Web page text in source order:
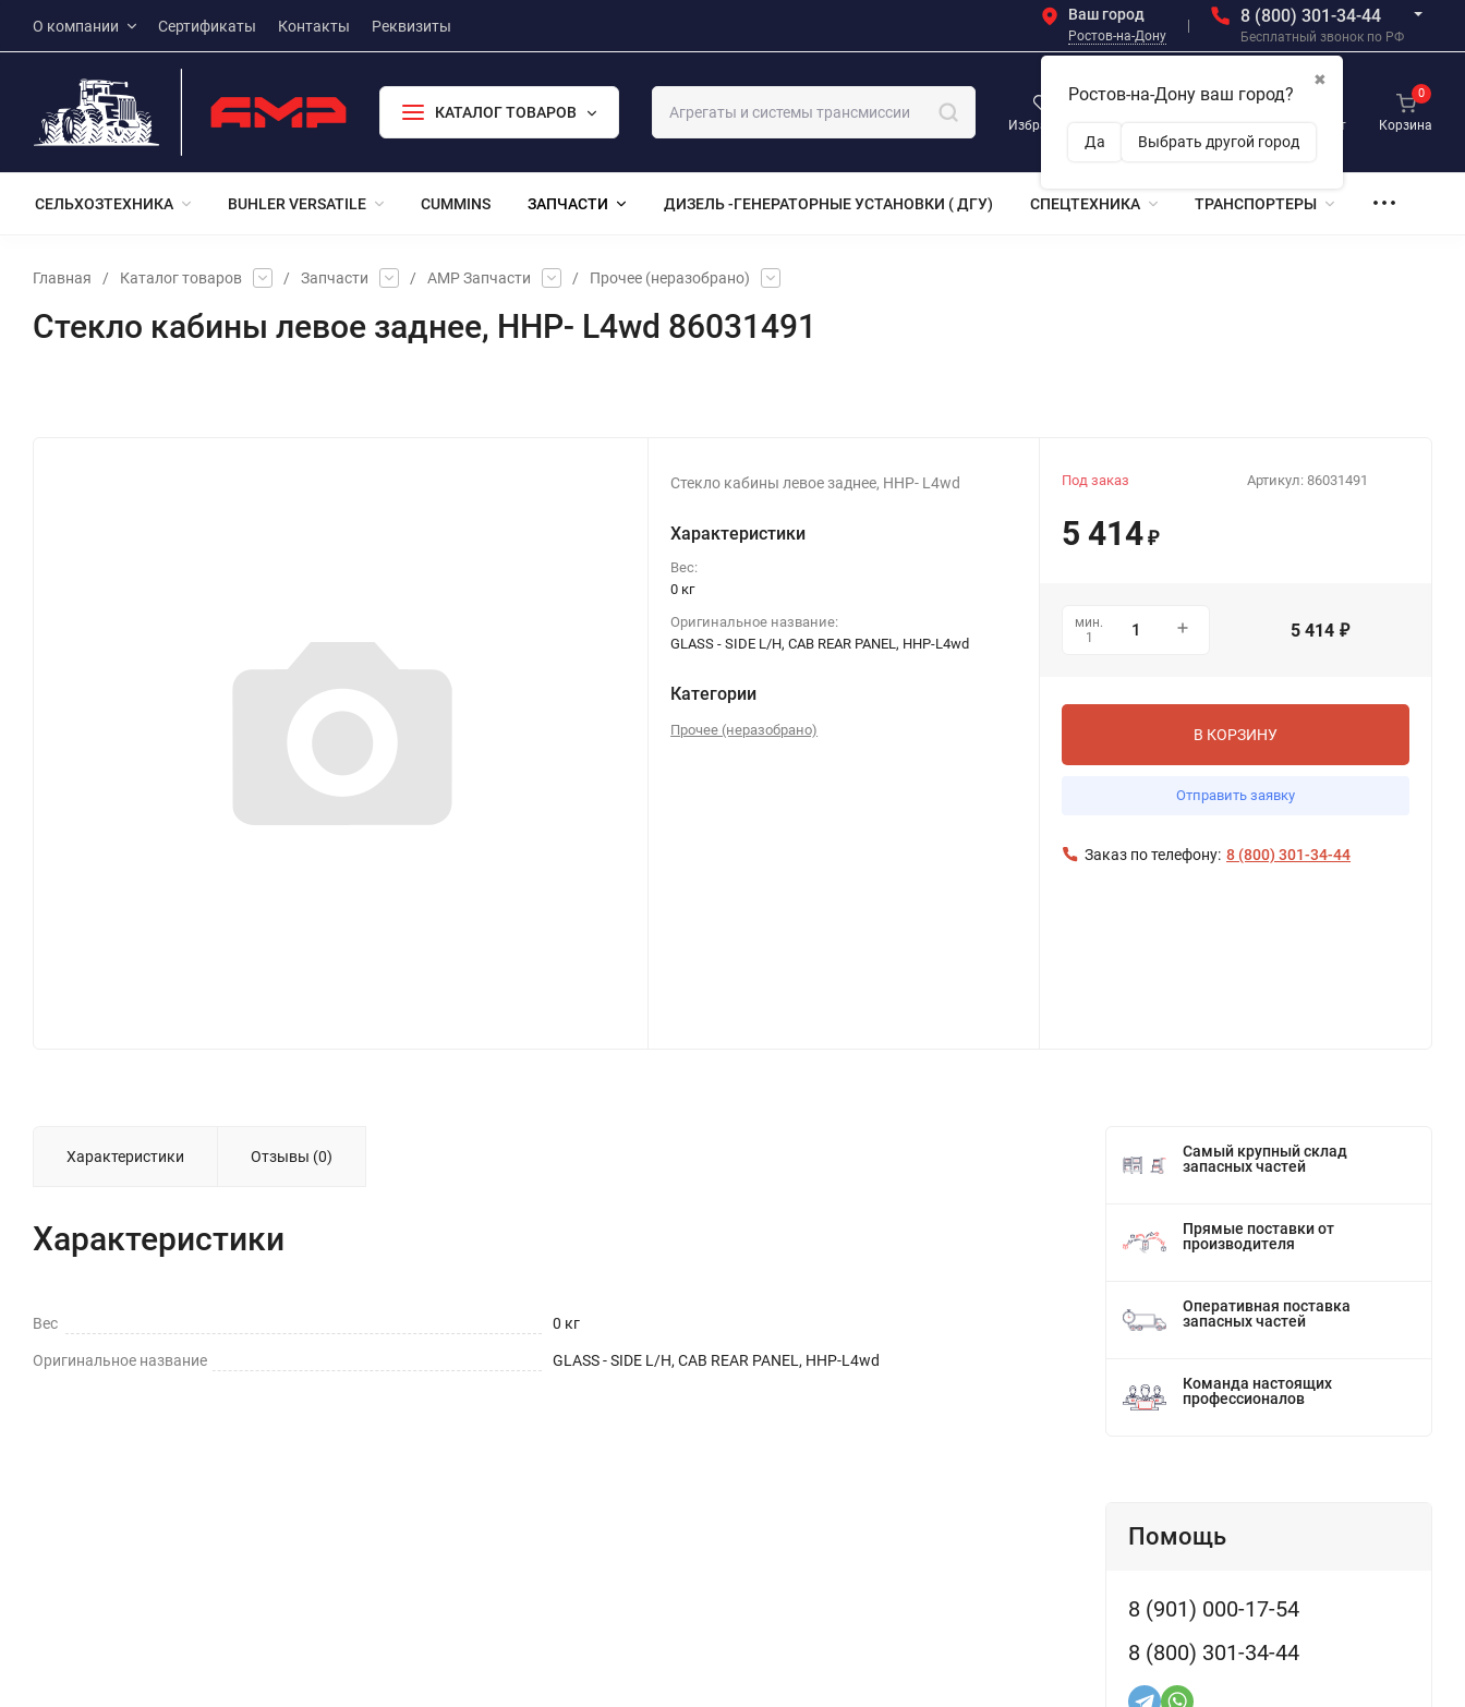
О компании Сертификаты Контакты Реквизиты
Ваш город
Ростов-на-Дону
✖
Ростов-на-Дону ваш город?
Да Выбрать другой город
8 (800) 301-34-44
Бесплатный звонок по РФ
КАТАЛОГ ТОВАРОВ
Избранное
0
Личный кабинет Корзина
0
СЕЛЬХОЗТЕХНИКА BUHLER VERSATILE CUMMINS ЗАПЧАСТИ ДИЗЕЛЬ -ГЕНЕРАТОРНЫЕ УСТАНОВКИ ( ДГУ) СПЕЦТЕХНИКА ТРАНСПОРТЕРЫ
Главная / Каталог товаров / Запчасти / АМР Запчасти / Прочее (неразобрано)
Стекло кабины левое заднее, HHP- L4wd 86031491
Стекло кабины левое заднее, HHP- L4wd
Характеристики
Вес:
0 кг
Оригинальное название:
GLASS - SIDE L/H, CAB REAR PANEL, HHP-L4wd
Категории
Прочее (неразобрано)
Артикул: 86031491
Под заказ
5 414 ₽
мин.
1
5 414 ₽
В КОРЗИНУ
Отправить заявку
Заказ по телефону: 8 (800) 301-34-44
Характеристики Отзывы (0)
Характеристики
Вес 0 кг
Оригинальное название GLASS - SIDE L/H, CAB REAR PANEL, HHP-L4wd
Самый крупный склад
запасных частей
Прямые поставки от
производителя
Оперативная поставка
запасных частей
Команда настоящих
профессионалов
Помощь
8 (901) 000-17-54
8 (800) 301-34-44